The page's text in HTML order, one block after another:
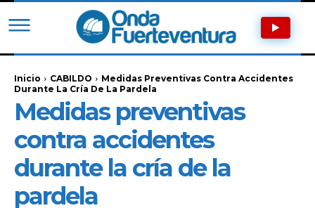
Inicio CABILDO
Medidas Preventivas Contra Accidentes
Durante La Cría De La Pardela
Medidas preventivas
contra accidentes
durante la cría de la
pardela